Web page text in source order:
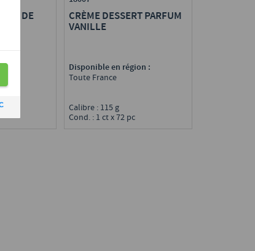
DE
:
CRÈME DESSERT PARFUM
VANILLE
Disponible en région :
Toute France
Calibre : 115 g
Cond. : 1 ct x 72 pc